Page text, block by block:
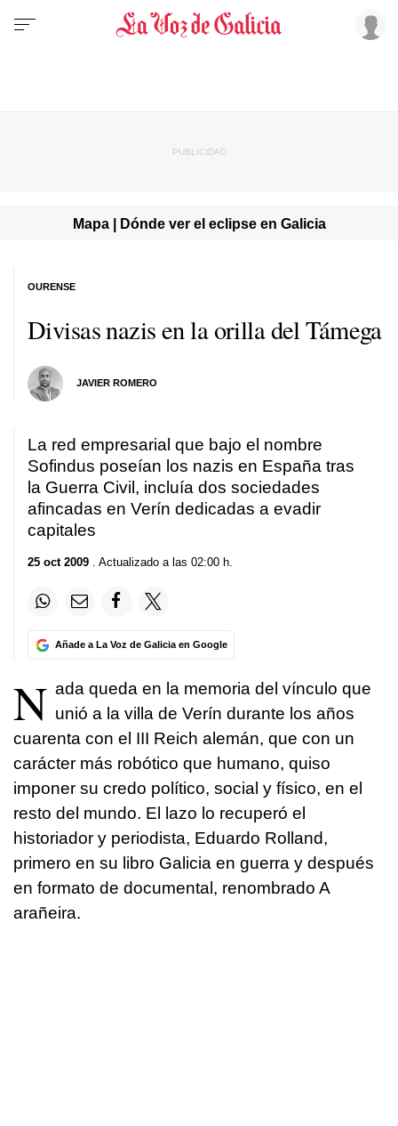
Mapa | Dónde ver el eclipse en Galicia
Divisas nazis en la orilla del Támega
JAVIER ROMERO
OURENSE
La red empresarial que bajo el nombre
Sofindus poseían los nazis en España tras
la Guerra Civil, incluía dos sociedades
afincadas en Verín dedicadas a evadir
capitales
25 oct 2009 . Actualizado a las 02:00 h.
Añade a La Voz de Galicia en Google
N ada queda en la memoria del vínculo que
unió a la villa de Verín durante los años
cuarenta con el III Reich alemán, que con un
carácter más robótico que humano, quiso
imponer su credo político, social y físico, en el
resto del mundo. El lazo lo recuperó el
historiador y periodista, Eduardo Rolland,
primero en su libro Galicia en guerra y después
en formato de documental, renombrado A
arañeira.